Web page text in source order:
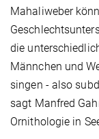
Mahaliweber
die
Männchen und
singen - also
sagt Manfred
Ornithologie in